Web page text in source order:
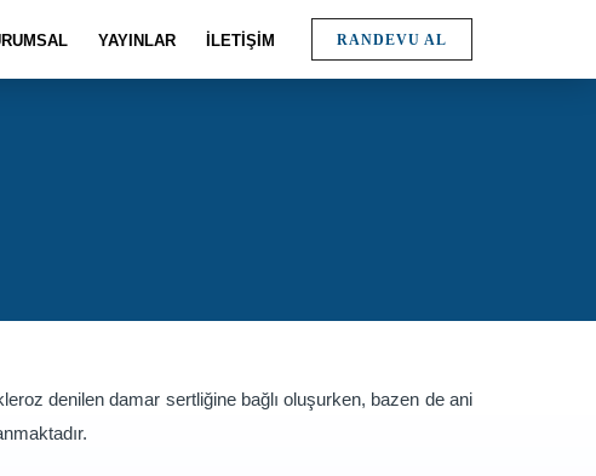
YAYINLAR İLETİŞİM RANDEVU AL
denilen damar sertliğine bağlı oluşurken, bazen de ani